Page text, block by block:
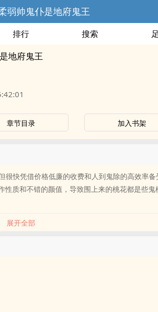
弱帅鬼仆是地府鬼王
排行 搜索
地府鬼王
章节目录 加入书架
快凭借价格低廉的收费和人到鬼除的高效率备
和不错的颜值，导致围上来的桃花都是些鬼
展开全部